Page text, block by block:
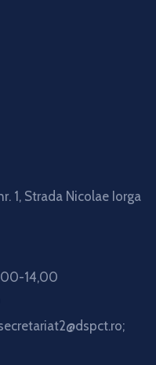
1, Strada Nicolae Iorga
14,00